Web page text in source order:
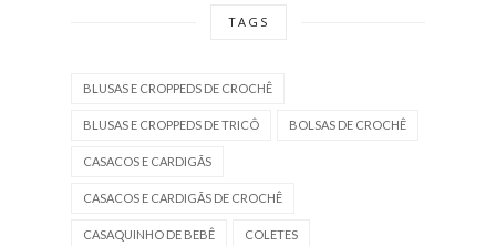
TAGS
BLUSAS E CROPPEDS DE CROCHÊ
BLUSAS E CROPPEDS DE TRICÔ BOLSAS DE CROCHÊ
CASACOS E CARDIGÃS
CASACOS E CARDIGÃS DE CROCHÊ
CASAQUINHO DE BEBÊ COLETES